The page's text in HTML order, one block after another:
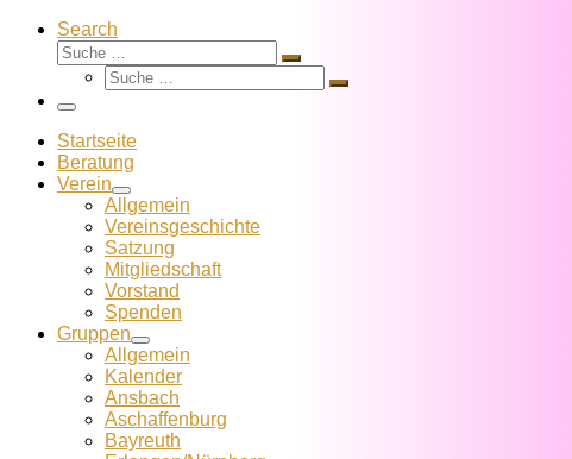
Search
Suche
Suche
Suche
Suche
Menü
Startseite
Beratung
Verein
Allgemein
Vereins­geschichte
Satzung
Mitglied­schaft
Vorstand
Spenden
Gruppen
Allgemein
Kalender
Ansbach
Aschaffenburg
Bayreuth